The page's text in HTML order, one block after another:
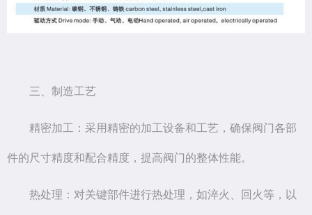
三、制造工艺
精密加工：采用精密的加工设备和工艺，确保阀门各部
件的尺寸精度和配合精度，提高阀门的整体性能。
热处理：对关键部件进行热处理，如淬火、回火等，以